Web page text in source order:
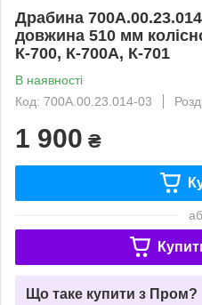
Драбина
довжина 510 мм
К-700, К-700А, К-701
В наявності
Код: 700А.00.23.014-03
1 900 ₴
Що таке купити з Пром?